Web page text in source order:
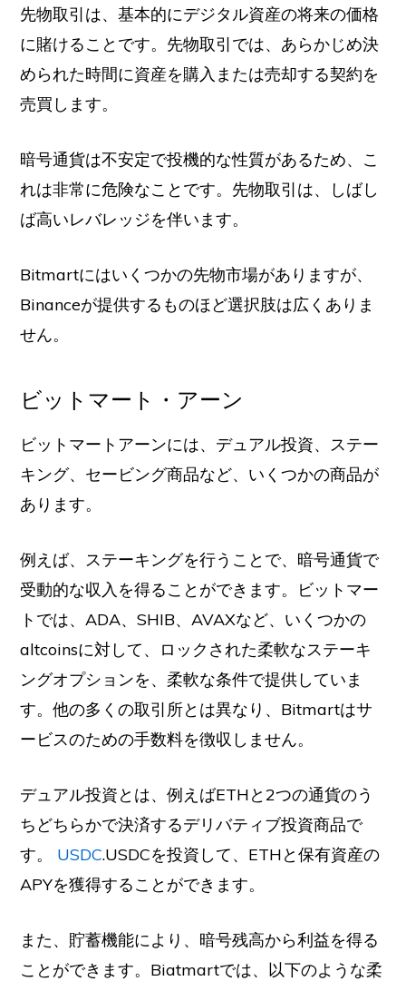
先物取引は、基本的にデジタル資産の将来の価格
に賭けることです。先物取引では、あらかじめ決
められた時間に資産を購入または売却する契約を
売買します。
暗号通貨は不安定で投機的な性質があるため、こ
れは非常に危険なことです。先物取引は、しばし
ば高いレバレッジを伴います。
Bitmartにはいくつかの先物市場がありますが、
Binanceが提供するものほど選択肢は広くありま
せん。
ビットマート・アーン
ビットマートアーンには、デュアル投資、ステー
キング、セービング商品など、いくつかの商品が
あります。
例えば、ステーキングを行うことで、暗号通貨で
受動的な収入を得ることができます。ビットマー
トでは、ADA、SHIB、AVAXなど、いくつかの
altcoinsに対して、ロックされた柔軟なステーキ
ングオプションを、柔軟な条件で提供していま
す。他の多くの取引所とは異なり、Bitmartはサ
ービスのための手数料を徴収しません。
デュアル投資とは、例えばETHと2つの通貨のう
ちどちらかで決済するデリバティブ投資商品で
す。 USDC.USDCを投資して、ETHと保有資産の
APYを獲得することができます。
また、貯蓄機能により、暗号残高から利益を得る
ことができます。Biatmartでは、以下のような柔